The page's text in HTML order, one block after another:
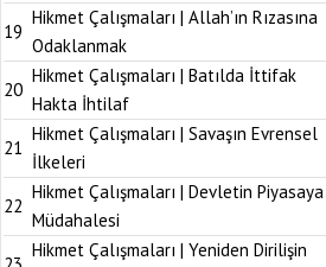
19
Hikmet Çalışmaları | Allah’ın Rızasına
Odaklanmak
20
Hikmet Çalışmaları | Batılda İttifak
Hakta İhtilaf
21
Hikmet Çalışmaları | Savaşın Evrensel
İlkeleri
22
Hikmet Çalışmaları | Devletin Piyasaya
Müdahalesi
Hikmet Çalışmaları | Yeniden Dirilişin